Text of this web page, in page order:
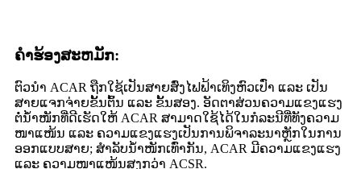
ຄໍາຮ້ອງສະຫມັກ:
ຕົວນຳ ACAR ຖືກໃຊ້ເປັນສາຍສົ່ງໄຟຟ້າເທິງຫົວເປົ່າ ແລະ ເປັນ
ສາຍແຈກຈ່າຍຂັ້ນຕົ້ນ ແລະ ຂັ້ນສອງ. ອັດຕາສ່ວນຄວາມແຂງແຮງ
ຕໍ່ນ້ຳໜັກທີ່ດີເຮັດໃຫ້ ACAR ສາມາດໃຊ້ໄດ້ໃນກໍລະນີທີ່ທັງຄວາມ
ໜາແໜ້ນ ແລະ ຄວາມແຂງແຮງເປັນການພິຈາລະນາຫຼັກໃນການ
ອອກແບບສາຍ; ສຳລັບນ້ຳໜັກເທົ່າກັນ, ACAR ມີຄວາມແຂງແຮງ
ແລະ ຄວາມໜາແໜ້ນສູງກວ່າ ACSR.